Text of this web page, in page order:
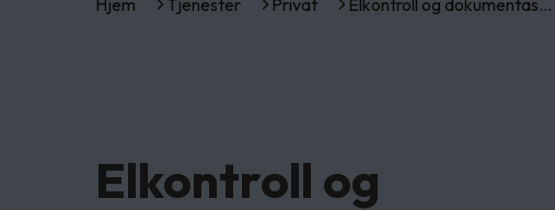
Hjem Tjenester Privat Elkontroll og dokumentas…
Elkontroll og